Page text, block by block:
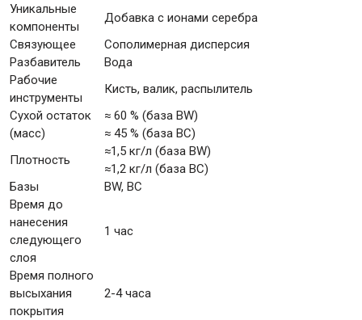
Уникальные
компоненты
Добавка с ионами серебра
Связующее
Сополимерная дисперсия
Разбавитель
Вода
Рабочие
инструменты
Кисть, валик, распылитель
Сухой остаток
(масс)
≈ 60 % (база ВW)
≈ 45 % (база ВC)
Плотность
≈1,5 кг/л (база ВW)
≈1,2 кг/л (база ВC)
Базы
BW, BC
Время до
нанесения
следующего
слоя
1 час
Время полного
высыхания
покрытия
2-4 часа